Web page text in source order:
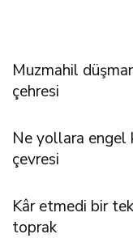
Muzmahil
çehresi
Ne yollara engel
çevresi
Kâr etmedi bir
toprak